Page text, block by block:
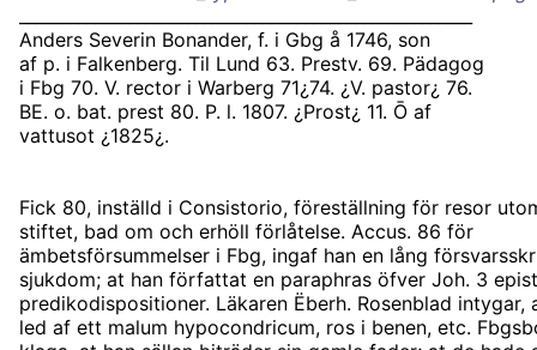
Anders Severin Bonander, f. i Gbg å 1746, son
af p. i Falkenberg. Til Lund 63. Prestv. 69. Pädagog
i Fbg 70. V. rector i Warberg 71¿74. ¿V. pastor¿ 76.
BE. o. bat. prest 80. P. l. 1807. ¿Prost¿ 11. Ō af
vattusot ¿1825¿.
Fick 80, inställd i Consistorio, föreställning för resor
stiftet, bad om och erhöll förlåtelse. Accus. 86 för
ämbetsförsummelser i Fbg, ingaf han en lång
sjukdom; at han författat en paraphras öfver Joh. 3
predikodispositioner. Läkaren Ëberh. Rosenblad intygar,
led af ett malum hypocondricum, ros i benen, etc.